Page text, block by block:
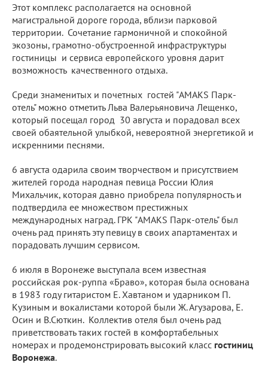
Этот комплекс располагается на основной
магистральной дороге города, вблизи парковой
территории. Сочетание гармоничной и спокойной
экозоны, грамотно-обустроенной инфраструктуры
гостиницы и сервиса европейского уровня дарит
возможность качественного отдыха.
Среди знаменитых и почетных гостей "AMAKS Парк-
отель" можно отметить Льва Валерьяновича Лещенко,
который посещал город 30 августа и порадовал всех
своей обаятельной улыбкой, невероятной энергетикой и
искренними песнями.
6 августа одарила своим творчеством и присутствием
жителей города народная певица России Юлия
Михальчик, которая давно приобрела популярность и
подтвердила ее множеством престижных
международных наград. ГРК "AMAKS Парк-отель" был
очень рад принять эту певицу в своих апартаментах и
порадовать лучшим сервисом.
6 июля в Воронеже выступала всем известная
российская рок-руппа «Браво», которая была основана
в 1983 году гитаристом Е. Хавтаном и ударником П.
Кузиным и вокалистами которой были Ж. Агузарова, Е.
Осин и В.Сюткин. Коллектив отеля был очень рад
приветствовать таких гостей в комфортабельных
номерах и продемонстрировать высокий класс гостиниц
Воронежа.